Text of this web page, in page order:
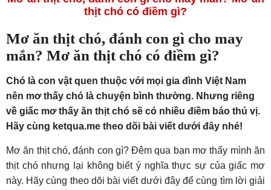
thịt chó có điềm gì?
Mơ ăn thịt chó, đánh con gì cho may
mắn? Mơ ăn thịt chó có điềm gì?
Chó là con vật quen thuộc với mọi gia đình Việt Nam
nên mơ thấy chó là chuyện bình thường. Nhưng riêng
về giấc mơ thấy ăn thịt chó sẽ có nhiều điềm báo thú vị.
Hãy cùng ketqua.me theo dõi bài viết dưới đây nhé!
Mơ ăn thịt chó, đánh con gì? Đêm qua bạn mơ thấy mình ăn
thịt chó nhưng lại không biết ý nghĩa thực sự của giấc mơ
này. Hãy cùng theo dõi bài viết dưới đây để cùng tìm lời giải